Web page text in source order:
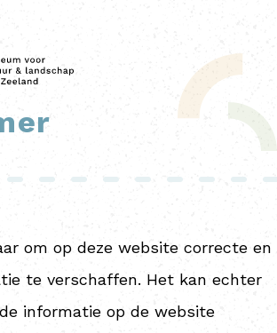
om op deze website correcte en
te verschaffen. Het kan echter
informatie op de website